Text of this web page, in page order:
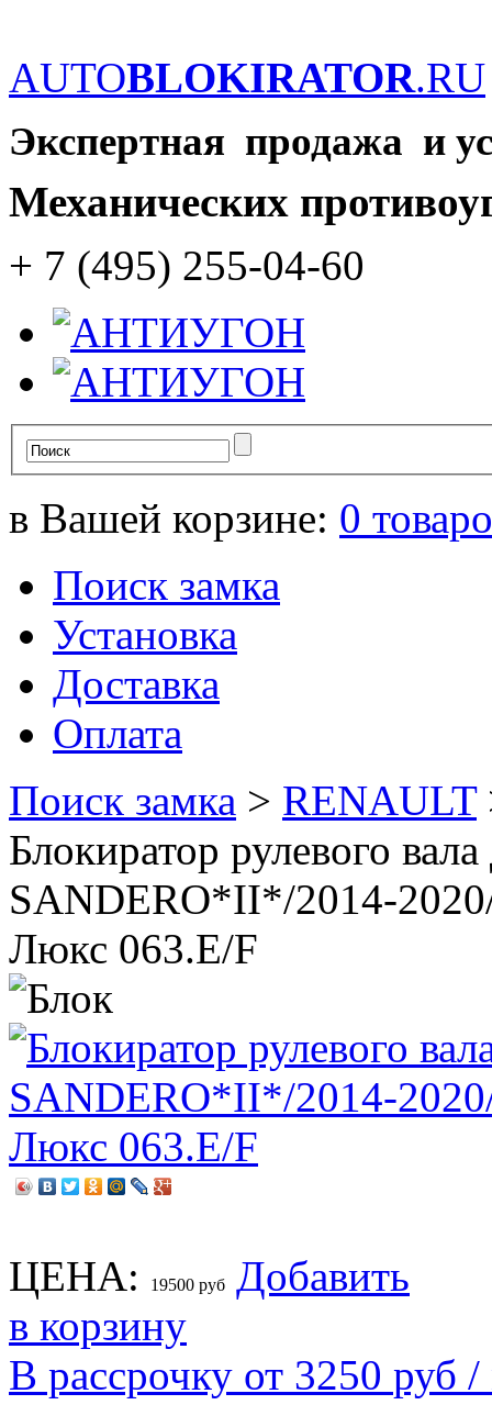
AUTOBLOKIRATOR.RU
Экспертная продажа и
Механических
+ 7 (495) 255-04-60
в Вашей корзине: 0
Поиск замка
Установка
Доставка
Оплата
Поиск замка > RENAULT
Блокиратор рулевого
SANDERO*II*/2014-
Люкс 063.E/F
ЦЕНА: 19500 руб
Добавить
в корзину
В рассрочку от 3250 руб /